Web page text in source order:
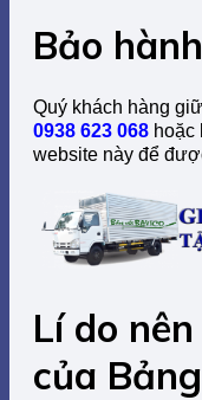
Bảo hành
Quý khách hàng
0938 623 068 hoặc
website này để
Lí do
của